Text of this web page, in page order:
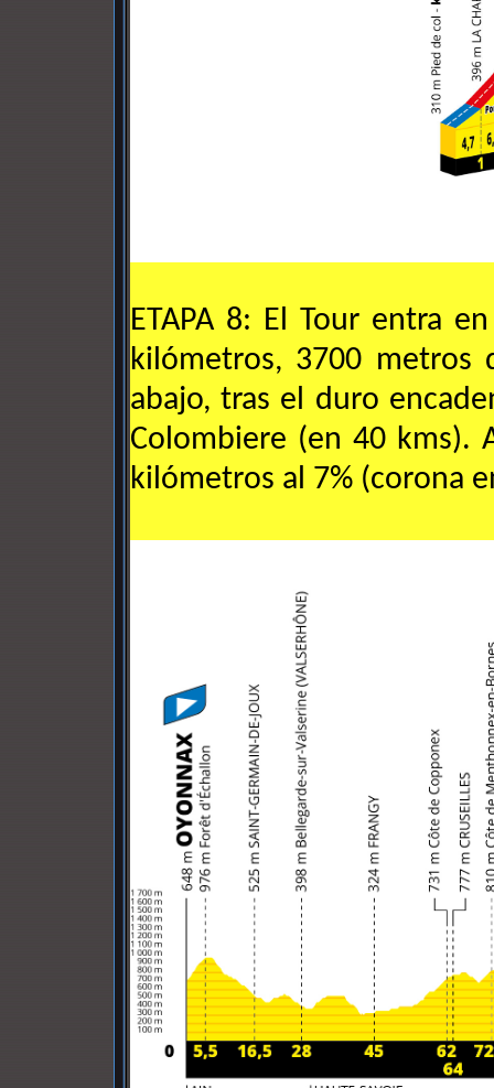
ETAPA 8: El Tour entra
kilómetros, 3700 metros
abajo, tras el duro
Colombiere (en 40 kms).
kilómetros al 7% (corona